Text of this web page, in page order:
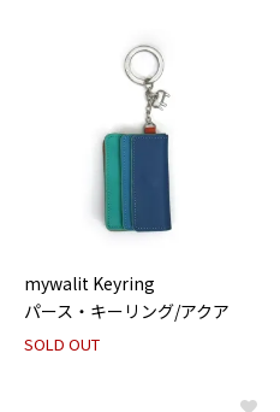
mywalit Keyring
パース・キーリング/アクア
SOLD OUT